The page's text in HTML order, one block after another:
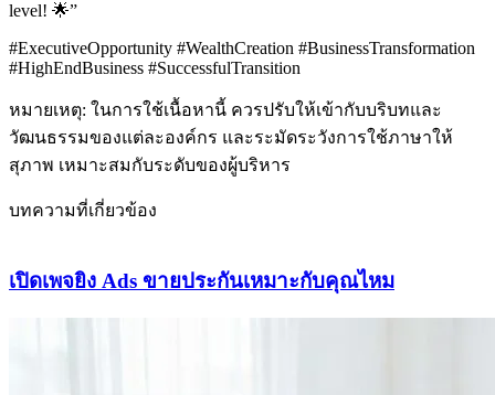
level! 🌟”
#ExecutiveOpportunity #WealthCreation #BusinessTransformation
#HighEndBusiness #SuccessfulTransition
หมายเหตุ: ในการใช้เนื้อหานี้ ควรปรับให้เข้ากับบริบทและ
วัฒนธรรมของแต่ละองค์กร และระมัดระวังการใช้ภาษาให้
สุภาพ เหมาะสมกับระดับของผู้บริหาร
บทความที่เกี่ยวข้อง
เปิดเพจยิง Ads ขายประกันเหมาะกับคุณไหม